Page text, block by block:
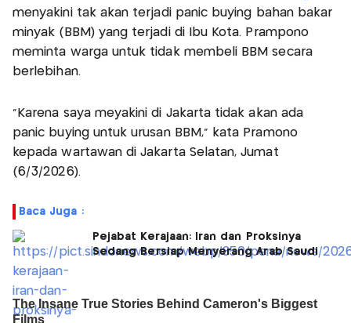
menyakini tak akan terjadi panic buying bahan bakar
minyak (BBM) yang terjadi di Ibu Kota. Prampono
meminta warga untuk tidak membeli BBM secara
berlebihan.
"Karena saya meyakini di Jakarta tidak akan ada
panic buying untuk urusan BBM," kata Pramono
kepada wartawan di Jakarta Selatan, Jumat
(6/3/2026).
Baca Juga :
Pejabat Kerajaan: Iran dan Proksinya
Sedang Bersiap Menyerang Arab Saudi